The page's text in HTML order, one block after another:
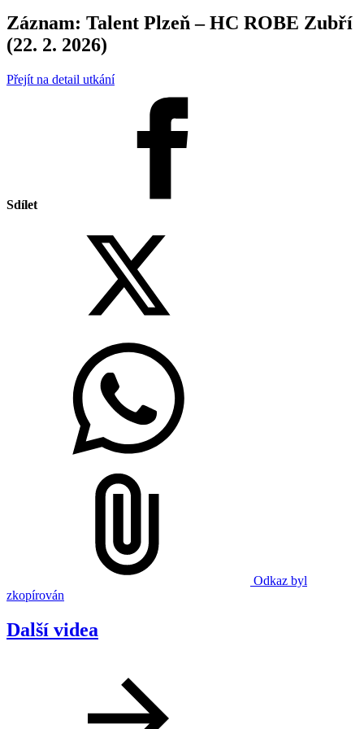
Záznam: Talent Plzeň – HC ROBE Zubří
(22. 2. 2026)
Přejít na detail utkání
Sdílet
Odkaz byl
zkopírován
Další videa